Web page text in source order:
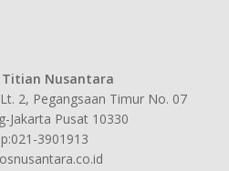
Titian Nusantara
2, Pegangsaan Timur No. 07
Jakarta Pusat 10330
3901913